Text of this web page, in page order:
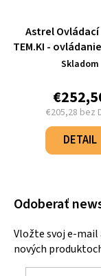
Astrel
TEM.KI -
white -Skladom
€205,28 bez
cena:
DETAIL
Odoberať
Vložte svoj e-mail
nových